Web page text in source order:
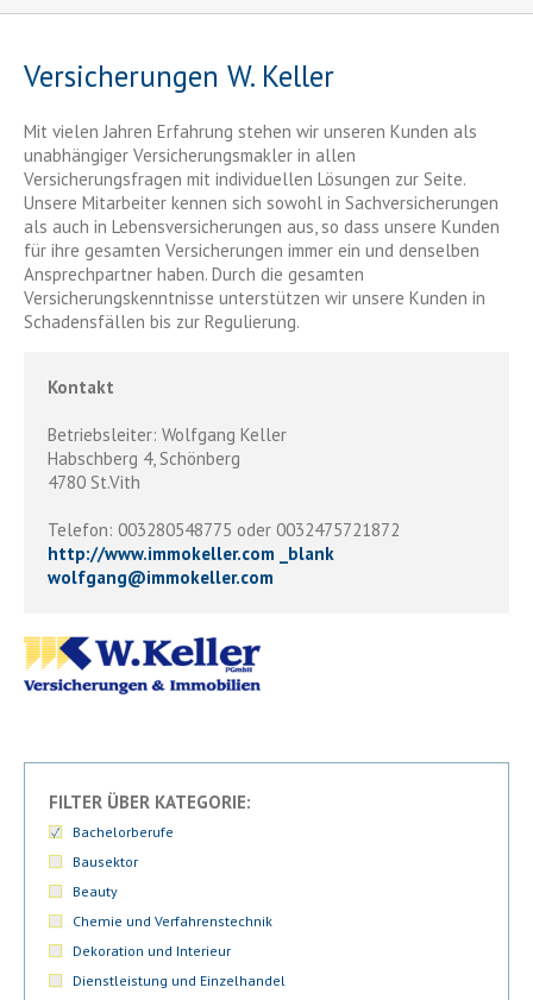
Versicherungen W. Keller
Mit vielen Jahren Erfahrung stehen wir unseren Kunden als
unabhängiger Versicherungsmakler in allen
Versicherungsfragen mit individuellen Lösungen zur Seite.
Unsere Mitarbeiter kennen sich sowohl in Sachversicherungen
als auch in Lebensversicherungen aus, so dass unsere Kunden
für ihre gesamten Versicherungen immer ein und denselben
Ansprechpartner haben. Durch die gesamten
Versicherungskenntnisse unterstützen wir unsere Kunden in
Schadensfällen bis zur Regulierung.
Kontakt
Betriebsleiter: Wolfgang Keller
Habschberg 4, Schönberg
4780 St.Vith
Telefon: 003280548775 oder 0032475721872
http://www.immokeller.com _blank
wolfgang@immokeller.com
FILTER ÜBER KATEGORIE:
Bachelorberufe
Bausektor
Beauty
Chemie und Verfahrenstechnik
Dekoration und Interieur
Dienstleistung und Einzelhandel